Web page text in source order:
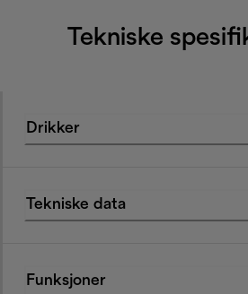
Tekniske
Drikker
Tekniske data
Funksjoner